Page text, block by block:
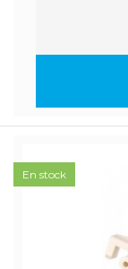
En stock